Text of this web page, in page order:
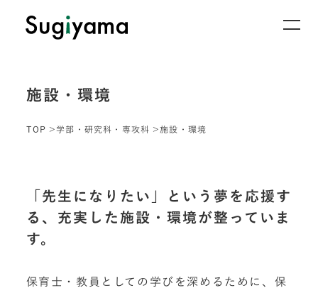
施設・環境
TOP 学部・研究科・専攻科 施設・環境
「先生になりたい」という夢を応援す
る、充実した施設・環境が整っていま
す。
保育士・教員としての学びを深めるために、保